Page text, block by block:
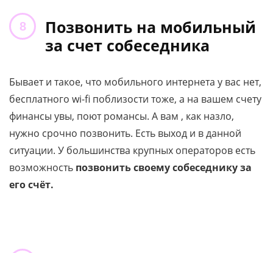
Позвонить на мобильный
за счет собеседника
Бывает и такое, что мобильного интернета у вас нет,
бесплатного wi-fi поблизости тоже, а на вашем счету
финансы увы, поют романсы. А вам , как назло,
нужно срочно позвонить. Есть выход и в данной
ситуации. У большинства крупных операторов есть
возможность позвонить своему собеседнику за
его счёт.